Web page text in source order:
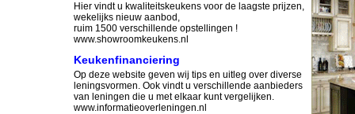
Hier vindt u kwaliteitskeukens voor de laagste prijzen,
wekelijks nieuw aanbod,
ruim 1500 verschillende opstellingen !
www.showroomkeukens.nl
Keukenfinanciering
Op deze website geven wij tips en uitleg over diverse
leningsvormen. Ook vindt u verschillende aanbieders
van leningen die u met elkaar kunt vergelijken.
www.informatieoverleningen.nl